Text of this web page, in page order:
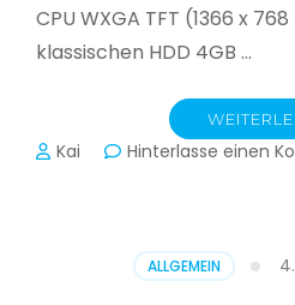
CPU WXGA TFT (1366 x
klassischen HDD 4GB …
Kai Hinterlasse einen
ALLGEMEIN